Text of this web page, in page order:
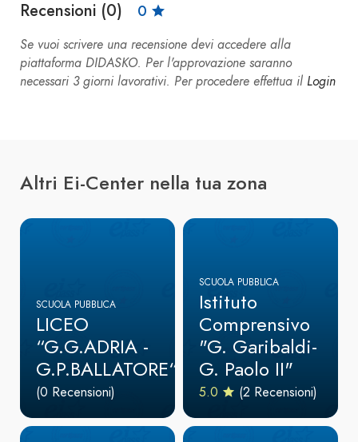
Recensioni (0) 0
Se vuoi scrivere una recensione devi accedere alla
piattaforma DIDASKO. Per l'approvazione saranno
necessari 3 giorni lavorativi. Per procedere effettua il Login
Altri Ei-Center nella tua zona
SCUOLA PUBBLICA
LICEO
“G.G.ADRIA -
G.P.BALLATORE“
(0 Recensioni)
SCUOLA PUBBLICA
Istituto
Comprensivo
"G. Garibaldi-
G. Paolo II"
5.0 (2 Recensioni)